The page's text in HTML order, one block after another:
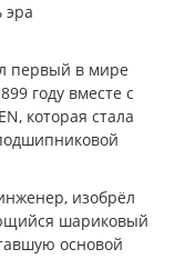
эра
первый в мире
году вместе с
которая стала
изобрёл
шариковый
основой